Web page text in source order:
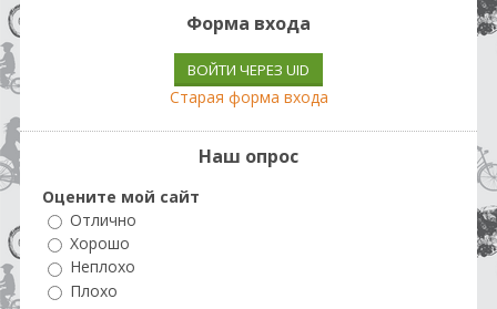
Форма входа
ВОЙТИ ЧЕРЕЗ UID
Старая форма входа
Наш опрос
Оцените мой сайт
Отлично
Хорошо
Неплохо
Плохо